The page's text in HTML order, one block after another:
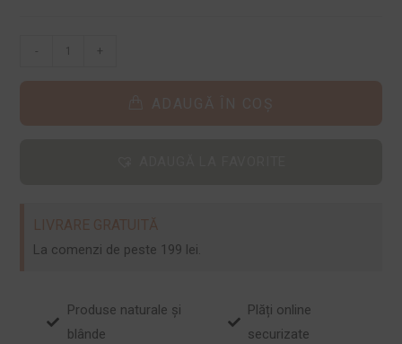
- +
LIVRARE GRATUITĂ
La comenzi de peste 199 lei.
Produse naturale și
blânde
Plăți online
securizate